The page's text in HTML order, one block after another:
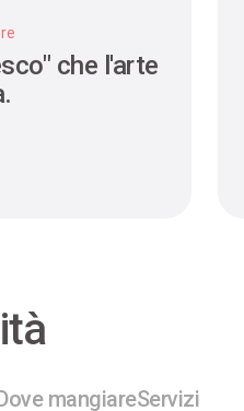
che l'arte
mangiareServizi